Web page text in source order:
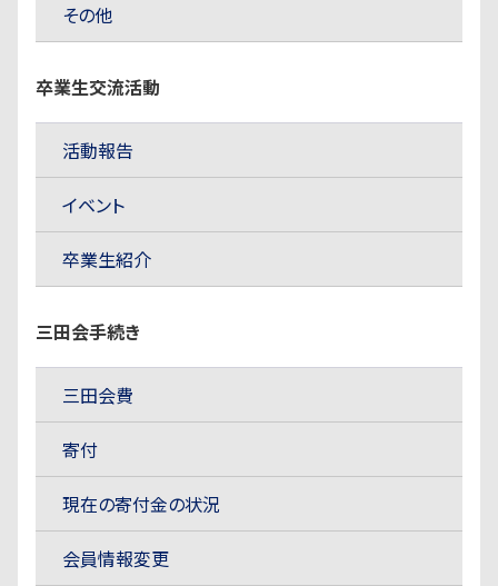
その他
卒業生交流活動
活動報告
イベント
卒業生紹介
三田会手続き
三田会費
寄付
現在の寄付金の状況
会員情報変更